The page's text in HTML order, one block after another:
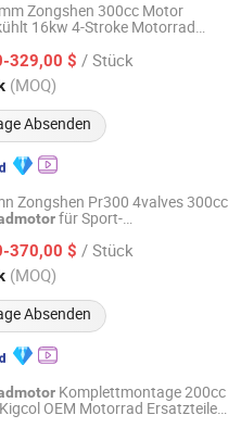
Zongshen 300cc Motor
16kw 4-Stroke Motorrad
329,00 $ / Stück
(MOQ)
Absenden
Ltd.
Seit 2022
Zongshen Pr300 4valves 300cc
für Sport-
370,00 $ / Stück
(MOQ)
Absenden
Ltd.
Seit 2022
Komplettmontage 200cc
OEM Motorrad Ersatzteile
Ltd.